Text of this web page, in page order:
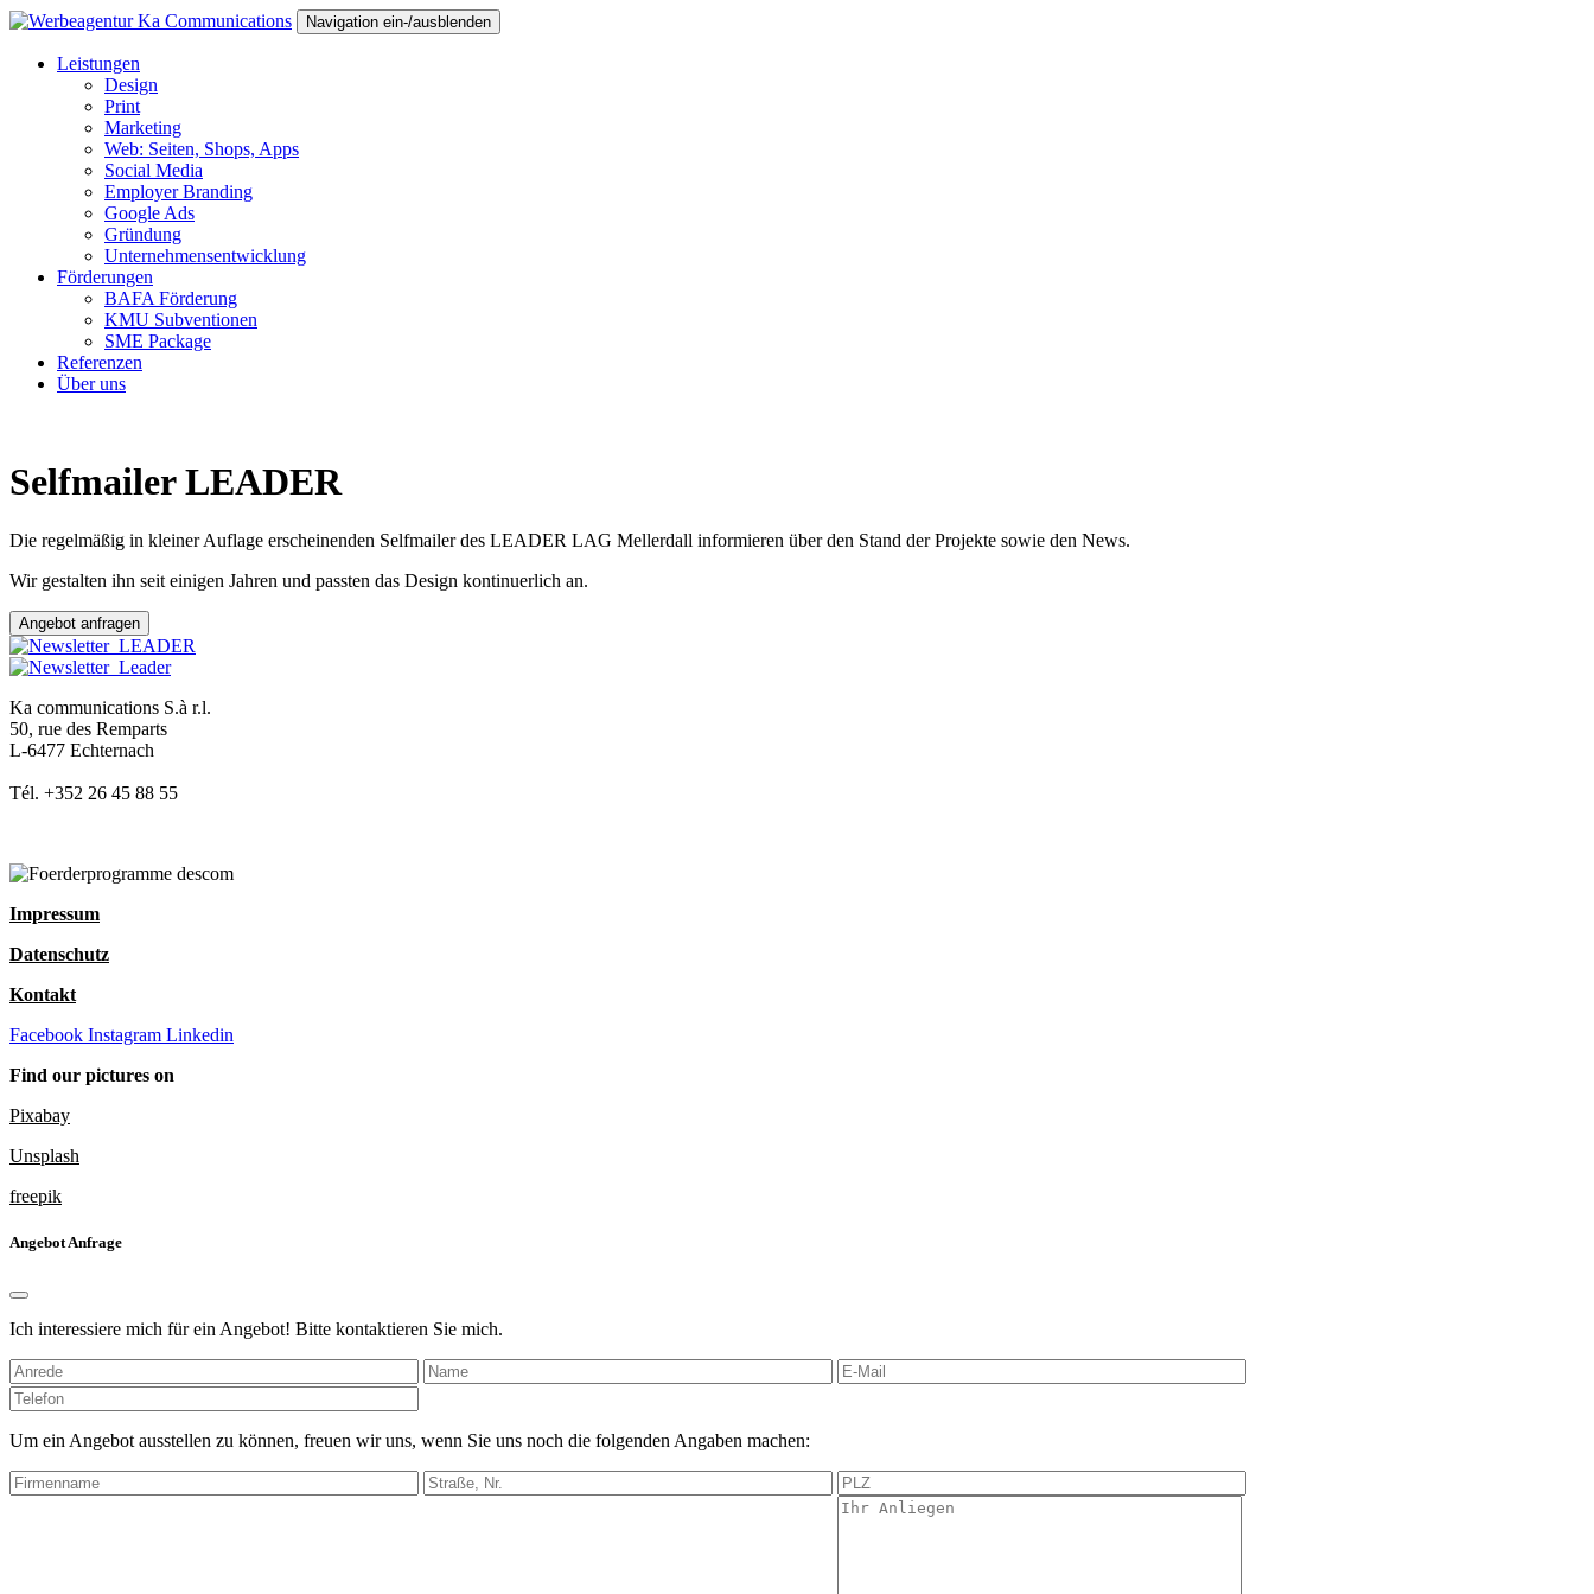
Navigation ein-/ausblenden
Leistungen
Design
Print
Marketing
Web: Seiten, Shops, Apps
Social Media
Employer Branding
Google Ads
Gründung
Unternehmensentwicklung
Förderungen
BAFA Förderung
KMU Subventionen
SME Package
Referenzen
Über uns
Selfmailer LEADER
Die regelmäßig in kleiner Auflage erscheinenden Selfmailer des LEADER LAG Mellerdall informieren über den Stand der Projekte sowie den News.
Wir gestalten ihn seit einigen Jahren und passten das Design kontinuerlich an.
Angebot anfragen
Ka communications S.à r.l.
50, rue des Remparts
L-6477 Echternach
Tél. +352 26 45 88 55
Impressum
Datenschutz
Kontakt
Facebook Instagram Linkedin
Find our pictures on
Pixabay
Unsplash
freepik
Angebot Anfrage
Ich interessiere mich für ein Angebot! Bitte kontaktieren Sie mich.
Bitte
lasse
dieses
leer.
Um ein Angebot ausstellen zu können, freuen wir uns, wenn Sie uns noch die folgenden Angaben machen: